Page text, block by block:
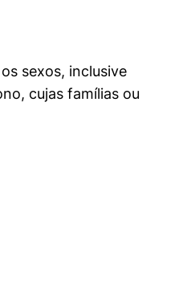
sexos, inclusive
cujas famílias ou